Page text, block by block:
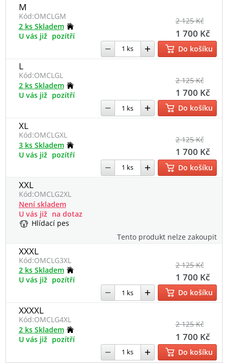
M
Kód:OMCLGM 2 125 Kč
1 700 Kč
2 ks Skladem
U vás již pozítří
Do košíku
L
Kód:OMCLGL 2 125 Kč
1 700 Kč
2 ks Skladem
U vás již pozítří
Do košíku
XL
Kód:OMCLGXL 2 125 Kč
1 700 Kč
3 ks Skladem
U vás již pozítří
Do košíku
XXL
Kód:OMCLG2XL
Není skladem
U vás již na dotaz
Hlídací pes
Tento produkt nelze zakoupit
XXXL
Kód:OMCLG3XL 2 125 Kč
1 700 Kč
2 ks Skladem
U vás již pozítří
Do košíku
XXXXL
Kód:OMCLG4XL 2 125 Kč
1 700 Kč
2 ks Skladem
U vás již pozítří
Do košíku